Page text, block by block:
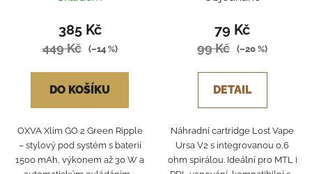
385 Kč
449 Kč (–14 %)
DO KOŠÍKU
OXVA Xlim GO 2 Green Ripple
– stylový pod systém s baterií
1500 mAh, výkonem až 30 W a
79 Kč
99 Kč (–20 %)
DETAIL
Náhradní cartridge Lost Vape
Ursa V2 s integrovanou 0,6
ohm spirálou. Ideální pro MTL i